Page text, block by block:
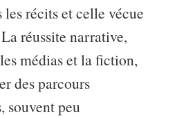
les récits et celle vécue
réussite narrative,
médias et la fiction,
des parcours
souvent peu